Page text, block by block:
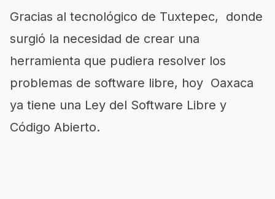
Gracias al tecnológico de Tuxtepec, donde
surgió la necesidad de crear una
herramienta que pudiera resolver los
problemas de software libre, hoy Oaxaca
ya tiene una Ley del Software Libre y
Código Abierto.